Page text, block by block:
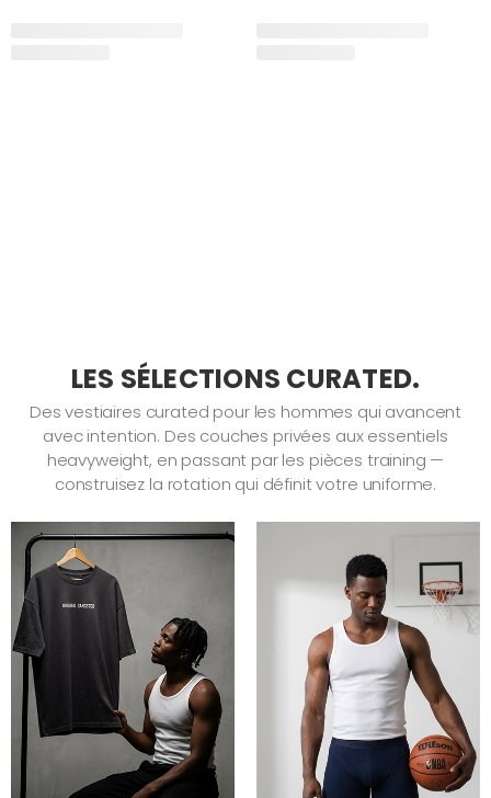
LES SÉLECTIONS CURATED.
Des vestiaires curated pour les hommes qui avancent
avec intention. Des couches privées aux essentiels
heavyweight, en passant par les pièces training —
construisez la rotation qui définit votre uniforme.